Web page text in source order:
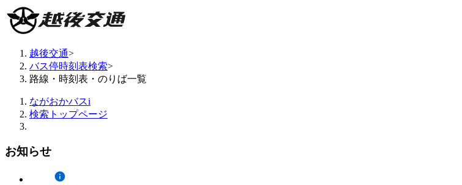
越後交通>
バス停時刻表検索>
路線・時刻表・のりば一覧
ながおかバスi
検索トップページ
お知らせ